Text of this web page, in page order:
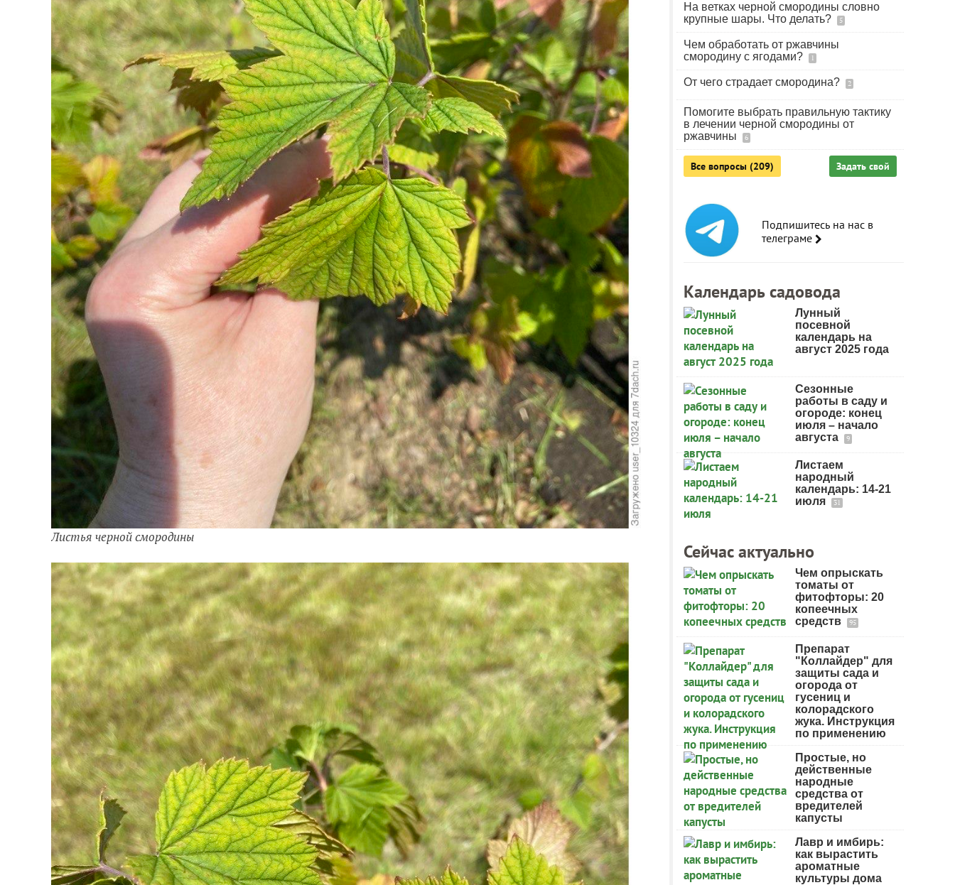
Листья черной смородины
На ветках черной смородины словно
крупные шары. Что делать?
5
Чем обработать от ржавчины
смородину с ягодами?
1
От чего страдает смородина? 2
Помогите выбрать правильную тактику
в лечении черной смородины от
ржавчины
6
Все вопросы (209) Задать свой
Подпишитесь на нас в
телеграме
Календарь садовода
Лунный
посевной
календарь на
август 2025 года
Сезонные
работы в саду и
огороде: конец
июля – начало
августа
9
Листаем
народный
календарь: 14-21
июля
31
Сейчас актуально
Чем опрыскать
томаты от
фитофторы: 20
копеечных
средств
95
Препарат
"Коллайдер" для
защиты сада и
огорода от
гусениц и
колорадского
жука. Инструкция
по применению
Простые, но
действенные
народные
средства от
вредителей
капусты
Лавр и имбирь:
как вырастить
ароматные
культуры дома